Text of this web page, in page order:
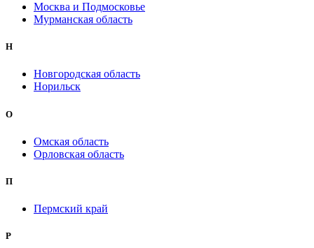
Москва и Подмосковье
Мурманская область
Н
Новгородская область
Норильск
О
Омская область
Орловская область
П
Пермский край
Р